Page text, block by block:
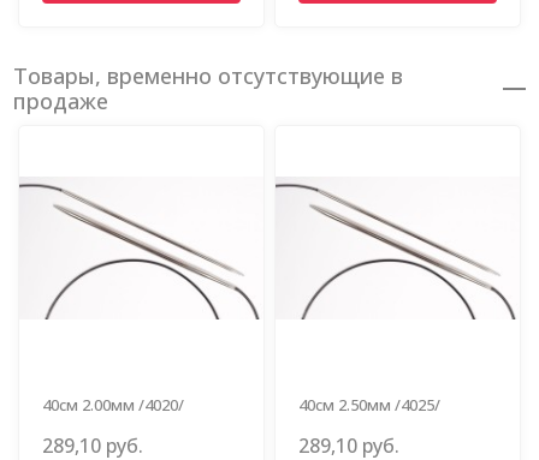
Товары, временно отсутствующие в
продаже
40см 2.00мм /4020/
289,10 руб.
40см 2.50мм /4025/
289,10 руб.